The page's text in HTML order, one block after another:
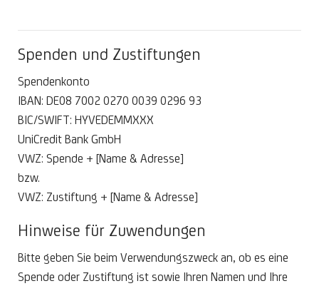
Spenden und Zustiftungen
Spendenkonto
IBAN: DE08 7002 0270 0039 0296 93
BIC/SWIFT: HYVEDEMMXXX
UniCredit Bank GmbH
VWZ: Spende + [Name & Adresse]
bzw.
VWZ: Zustiftung + [Name & Adresse]
Hinweise für Zuwendungen
Bitte geben Sie beim Verwendungszweck an, ob es eine
Spende oder Zustiftung ist sowie Ihren Namen und Ihre